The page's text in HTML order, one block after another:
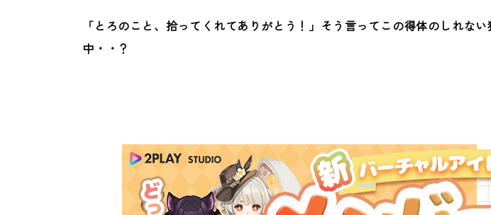
「とろのこと、拾ってくれてありがとう！」そう言ってこの得体のしれな
中・・？